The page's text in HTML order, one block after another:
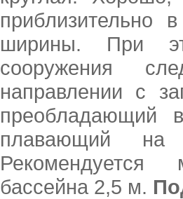
приблизительно
ширины. При
сооружения
направлении с
преобладающий
плавающий на
Рекомендуется
бассейна 2,5 м.